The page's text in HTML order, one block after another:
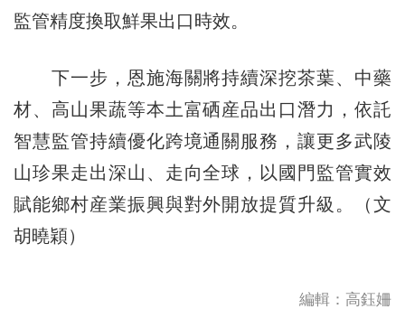
監管精度換取鮮果出口時效。
下一步，恩施海關將持續深挖茶葉、中藥
材、高山果蔬等本土富硒産品出口潛力，依託
智慧監管持續優化跨境通關服務，讓更多武陵
山珍果走出深山、走向全球，以國門監管實效
賦能鄉村産業振興與對外開放提質升級。（文
胡曉穎）
編輯：高鈺姍